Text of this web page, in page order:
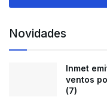
Novidades
Inmet
ventos
(7)